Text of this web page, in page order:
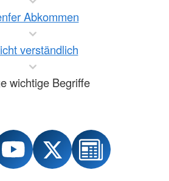
Abkommen
verständlich
wichtige Begriffe